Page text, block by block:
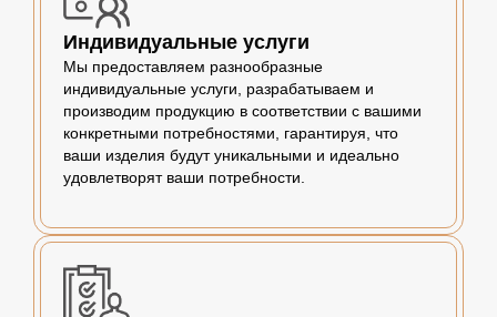
Индивидуальные услуги
Мы предоставляем разнообразные
индивидуальные услуги, разрабатываем и
производим продукцию в соответствии с вашими
конкретными потребностями, гарантируя, что
ваши изделия будут уникальными и идеально
удовлетворят ваши потребности.